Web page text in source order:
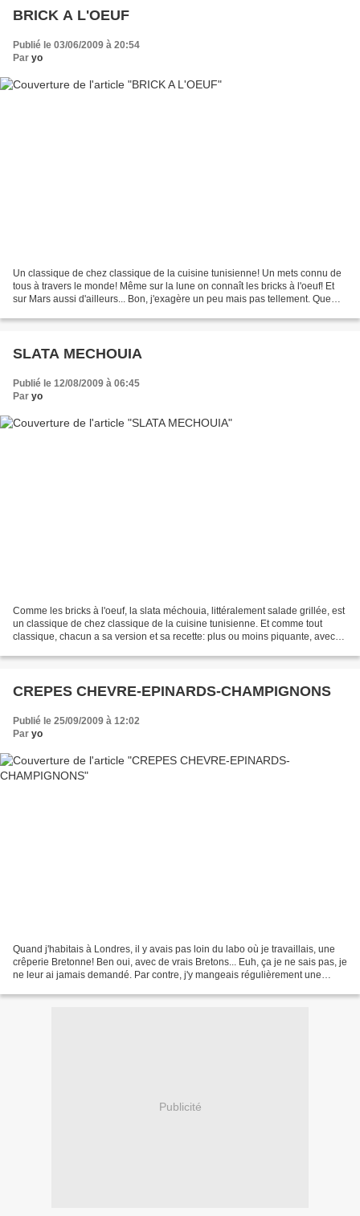
BRICK A L'OEUF
Publié le 03/06/2009 à 20:54
Par yo
Un classique de chez classique de la cuisine tunisienne! Un mets connu de
tous à travers le monde! Même sur la lune on connaît les bricks à l'oeuf! Et
sur Mars aussi d'ailleurs... Bon, j'exagère un peu mais pas tellement. Que
SLATA MECHOUIA
Publié le 12/08/2009 à 06:45
Par yo
Comme les bricks à l'oeuf, la slata méchouia, littéralement salade grillée, est
un classique de chez classique de la cuisine tunisienne. Et comme tout
classique, chacun a sa version et sa recette: plus ou moins piquante, avec
CREPES CHEVRE-EPINARDS-CHAMPIGNONS
Publié le 25/09/2009 à 12:02
Par yo
Quand j'habitais à Londres, il y avais pas loin du labo où je travaillais, une
crêperie Bretonne! Ben oui, avec de vrais Bretons... Euh, ça je ne sais pas, je
ne leur ai jamais demandé. Par contre, j'y mangeais régulièrement une
Publicité